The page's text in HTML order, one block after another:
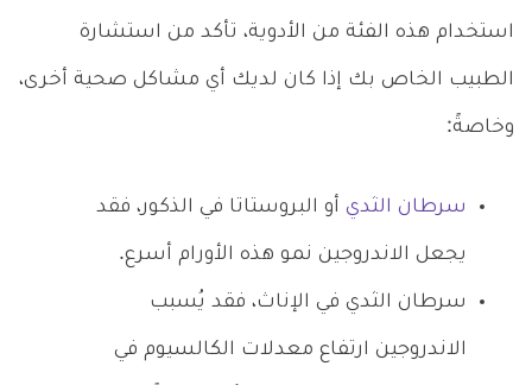
استخدام هذه الفئة من الأدوية، تأكد من استشارة
الطبيب الخاص بك إذا كان لديك أي مشاكل صحية أخرى،
وخاصةً:
سرطان الثدي أو البروستاتا في الذكور، فقد
يجعل الاندروجين نمو هذه الأورام أسرع.
سرطان الثدي في الإناث، فقد يُسبب
الاندروجين ارتفاع معدلات الكالسيوم في